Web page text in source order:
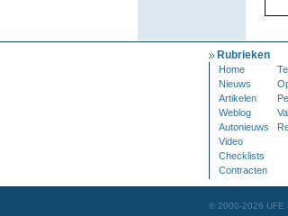
Rubrieken
Home
Nieuws
Artikelen
Weblog
Autonieuws
Video
Checklists
Contracten
© 2000-2026 UFE